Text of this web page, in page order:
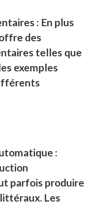
: En plus
des
telles que
exemples
:
parfois produire
Les